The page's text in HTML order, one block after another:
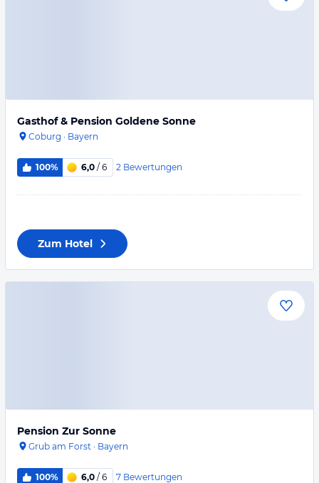
Gasthof & Pension Goldene Sonne
Coburg · Bayern
100% 6,0 / 6 2 Bewertungen
Zum Hotel
Pension Zur Sonne
Grub am Forst · Bayern
100% 6,0 / 6 7 Bewertungen